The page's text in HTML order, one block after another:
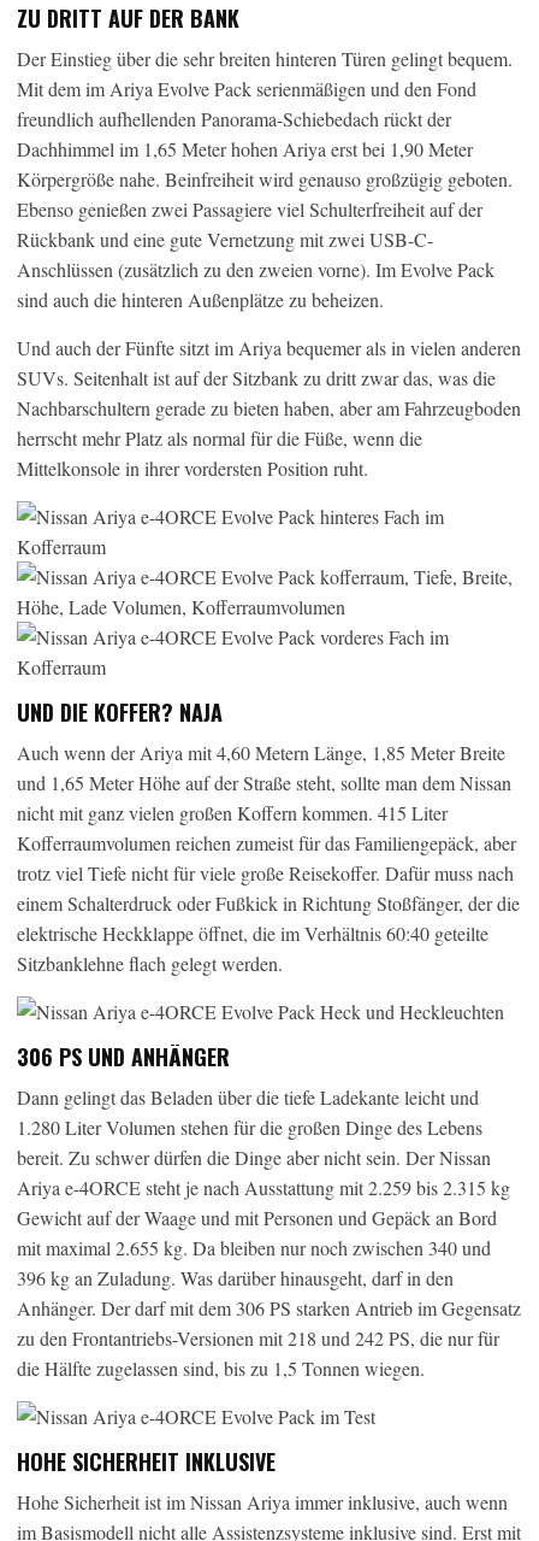
ZU DRITT AUF DER BANK
Der Einstieg über die sehr breiten hinteren Türen gelingt bequem.
Mit dem im Ariya Evolve Pack serienmäßigen und den Fond
freundlich aufhellenden Panorama-Schiebedach rückt der
Dachhimmel im 1,65 Meter hohen Ariya erst bei 1,90 Meter
Körpergröße nahe. Beinfreiheit wird genauso großzügig geboten.
Ebenso genießen zwei Passagiere viel Schulterfreiheit auf der
Rückbank und eine gute Vernetzung mit zwei USB-C-
Anschlüssen (zusätzlich zu den zweien vorne). Im Evolve Pack
sind auch die hinteren Außenplätze zu beheizen.
Und auch der Fünfte sitzt im Ariya bequemer als in vielen anderen
SUVs. Seitenhalt ist auf der Sitzbank zu dritt zwar das, was die
Nachbarschultern gerade zu bieten haben, aber am Fahrzeugboden
herrscht mehr Platz als normal für die Füße, wenn die
Mittelkonsole in ihrer vordersten Position ruht.
UND DIE KOFFER? NAJA
Auch wenn der Ariya mit 4,60 Metern Länge, 1,85 Meter Breite
und 1,65 Meter Höhe auf der Straße steht, sollte man dem Nissan
nicht mit ganz vielen großen Koffern kommen. 415 Liter
Kofferraumvolumen reichen zumeist für das Familiengepäck, aber
trotz viel Tiefe nicht für viele große Reisekoffer. Dafür muss nach
einem Schalterdruck oder Fußkick in Richtung Stoßfänger, der die
elektrische Heckklappe öffnet, die im Verhältnis 60:40 geteilte
Sitzbanklehne flach gelegt werden.
306 PS UND ANHÄNGER
Dann gelingt das Beladen über die tiefe Ladekante leicht und
1.280 Liter Volumen stehen für die großen Dinge des Lebens
bereit. Zu schwer dürfen die Dinge aber nicht sein. Der Nissan
Ariya e-4ORCE steht je nach Ausstattung mit 2.259 bis 2.315 kg
Gewicht auf der Waage und mit Personen und Gepäck an Bord
mit maximal 2.655 kg. Da bleiben nur noch zwischen 340 und
396 kg an Zuladung. Was darüber hinausgeht, darf in den
Anhänger. Der darf mit dem 306 PS starken Antrieb im Gegensatz
zu den Frontantriebs-Versionen mit 218 und 242 PS, die nur für
die Hälfte zugelassen sind, bis zu 1,5 Tonnen wiegen.
HOHE SICHERHEIT INKLUSIVE
Hohe Sicherheit ist im Nissan Ariya immer inklusive, auch wenn
im Basismodell nicht alle Assistenzsysteme inklusive sind. Erst mit